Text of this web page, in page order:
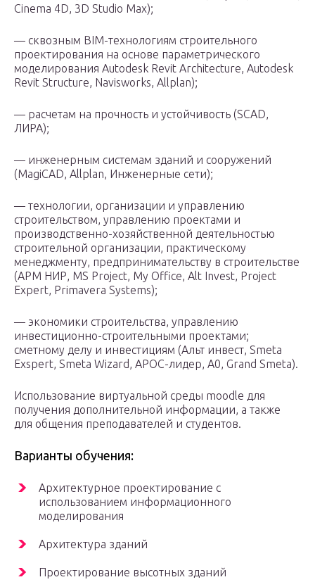
Cinema 4D, 3D Studio Max);
— сквозным BIM-технологиям строительного
проектирования на основе параметрического
моделирования Autodesk Revit Architecture, Autodesk
Revit Structure, Navisworks, Allplan);
— расчетам на прочность и устойчивость (SCAD,
ЛИРА);
— инженерным системам зданий и сооружений
(MagiCAD, Allplan, Инженерные сети);
— технологии, организации и управлению
строительством, управлению проектами и
производственно-хозяйственной деятельностью
строительной организации, практическому
менеджменту, предпринимательству в строительстве
(АРМ НИР, MS Project, My Office, Alt Invest, Project
Expert, Primavera Systems);
— экономики строительства, управлению
инвестиционно-строительными проектами;
сметному делу и инвестициям (Альт инвест, Smeta
Exspert, Smeta Wizard, АРОС-лидер, А0, Grand Smeta).
Использование виртуальной среды moodle для
получения дополнительной информации, а также
для общения преподавателей и студентов.
Варианты обучения:
Архитектурное проектирование с
использованием информационного
моделирования
Архитектура зданий
Проектирование высотных зданий